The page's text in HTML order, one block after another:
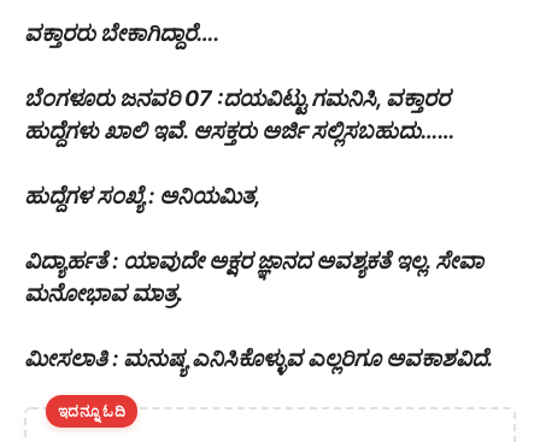
ವಕ್ತಾರರು ಬೇಕಾಗಿದ್ದಾರೆ….
ಬೆಂಗಳೂರು ಜನವರಿ 07 :ದಯವಿಟ್ಟು ಗಮನಿಸಿ, ವಕ್ತಾರರ
ಹುದ್ದೆಗಳು ಖಾಲಿ ಇವೆ. ಆಸಕ್ತರು ಅರ್ಜಿ ಸಲ್ಲಿಸಬಹುದು……
ಹುದ್ದೆಗಳ ಸಂಖ್ಯೆ : ಅನಿಯಮಿತ,
ವಿದ್ಯಾರ್ಹತೆ : ಯಾವುದೇ ಅಕ್ಷರ ಜ್ಞಾನದ ಅವಶ್ಯಕತೆ ಇಲ್ಲ. ಸೇವಾ
ಮನೋಭಾವ ಮಾತ್ರ.
ಮೀಸಲಾತಿ : ಮನುಷ್ಯ ಎನಿಸಿಕೊಳ್ಳುವ ಎಲ್ಲರಿಗೂ ಅವಕಾಶವಿದೆ.
ಇದನ್ನೂ ಓದಿ